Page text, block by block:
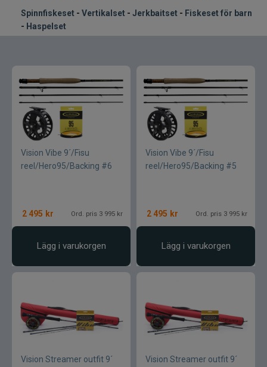
Spinnfiskeset - Vertikalset - Jerkbaitset - Fiskeset för barn
- Haspelset
Vision Vibe 9´/Fisu
reel/Hero95/Backing #6
2 495 kr Ord. pris 3 995 kr
Lägg i varukorgen
Vision Vibe 9´/Fisu
reel/Hero95/Backing #5
2 495 kr Ord. pris 3 995 kr
Lägg i varukorgen
Vision Streamer outfit 9´
Vision Streamer outfit 9´